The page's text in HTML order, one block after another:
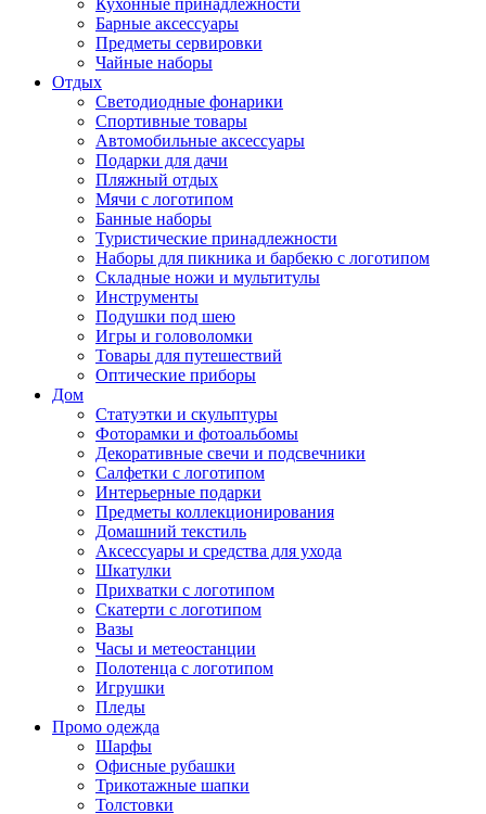
Кухонные принадлежности
Барные аксессуары
Предметы сервировки
Чайные наборы
Отдых
Светодиодные фонарики
Спортивные товары
Автомобильные аксессуары
Подарки для дачи
Пляжный отдых
Мячи с логотипом
Банные наборы
Туристические принадлежности
Наборы для пикника и барбекю с логотипом
Складные ножи и мультитулы
Инструменты
Подушки под шею
Игры и головоломки
Товары для путешествий
Оптические приборы
Дом
Статуэтки и скульптуры
Фоторамки и фотоальбомы
Декоративные свечи и подсвечники
Салфетки с логотипом
Интерьерные подарки
Предметы коллекционирования
Домашний текстиль
Аксессуары и средства для ухода
Шкатулки
Прихватки с логотипом
Скатерти с логотипом
Вазы
Часы и метеостанции
Полотенца с логотипом
Игрушки
Пледы
Промо одежда
Шарфы
Офисные рубашки
Трикотажные шапки
Толстовки